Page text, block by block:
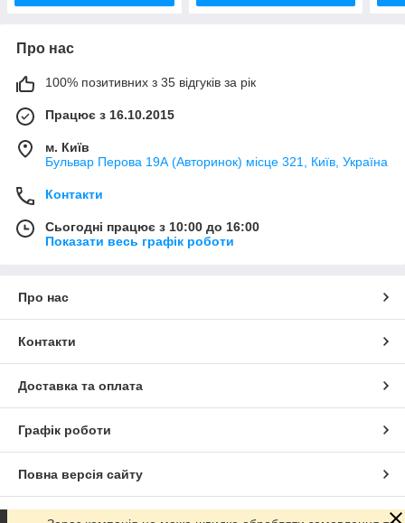
Про нас
100% позитивних з 35 відгуків за рік
Працює з 16.10.2015
м. Київ
Бульвар Перова 19А (Авторинок) місце 321, Київ, Україна
Контакти
Сьогодні працює з 10:00 до 16:00
Показати весь графік роботи
Про нас
Контакти
Доставка та оплата
Графік роботи
Повна версія сайту
Сайт створено на маркетплейсі Prom.ua